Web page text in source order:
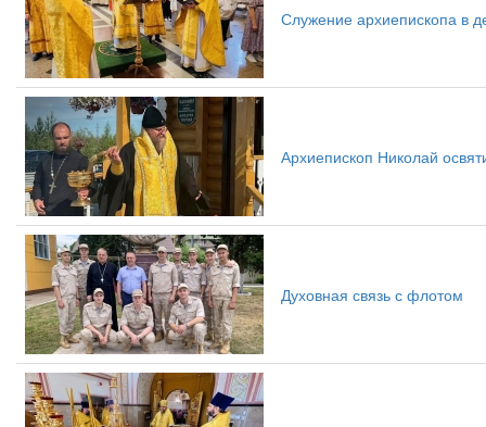
Служение архиепископа в
Архиепископ Николай
Духовная связь с флотом